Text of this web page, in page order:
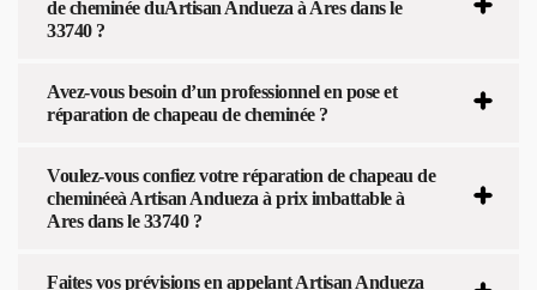
de cheminée duArtisan Andueza à Ares dans le
33740 ?
Avez-vous besoin d’un professionnel en pose et
réparation de chapeau de cheminée ?
Voulez-vous confiez votre réparation de chapeau de
cheminéeà Artisan Andueza à prix imbattable à
Ares dans le 33740 ?
Faites vos prévisions en appelant Artisan Andueza